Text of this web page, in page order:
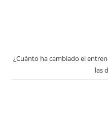
¿Cuánto ha cambiado el
las